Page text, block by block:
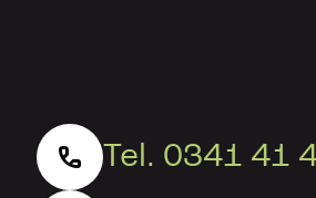
Tel. 0341 41